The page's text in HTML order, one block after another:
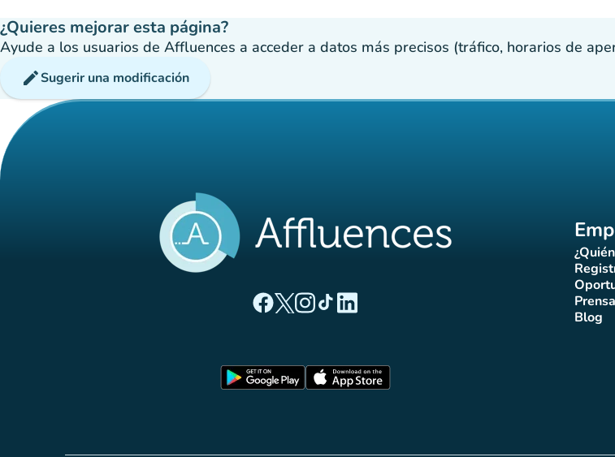
¿Quieres mejorar esta página?
Ayude a los usuarios de Affluences a acceder a datos más precisos (tráfico, horarios de
editSugerir una modificación
(nueva pestaña)
(nueva pestaña)
(nueva pestaña)
(nueva pestaña)
(nueva pestaña)
Prensa
Blog